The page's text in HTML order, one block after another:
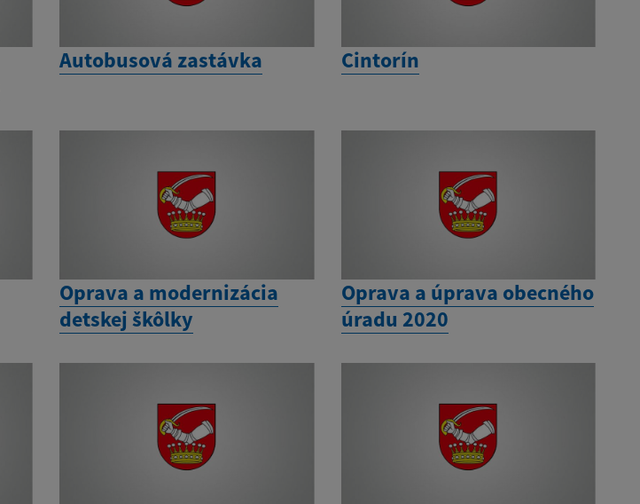
Autobusová zastávka Cintorín
Oprava a modernizácia
detskej škôlky
Oprava a úprava obecného
úradu 2020